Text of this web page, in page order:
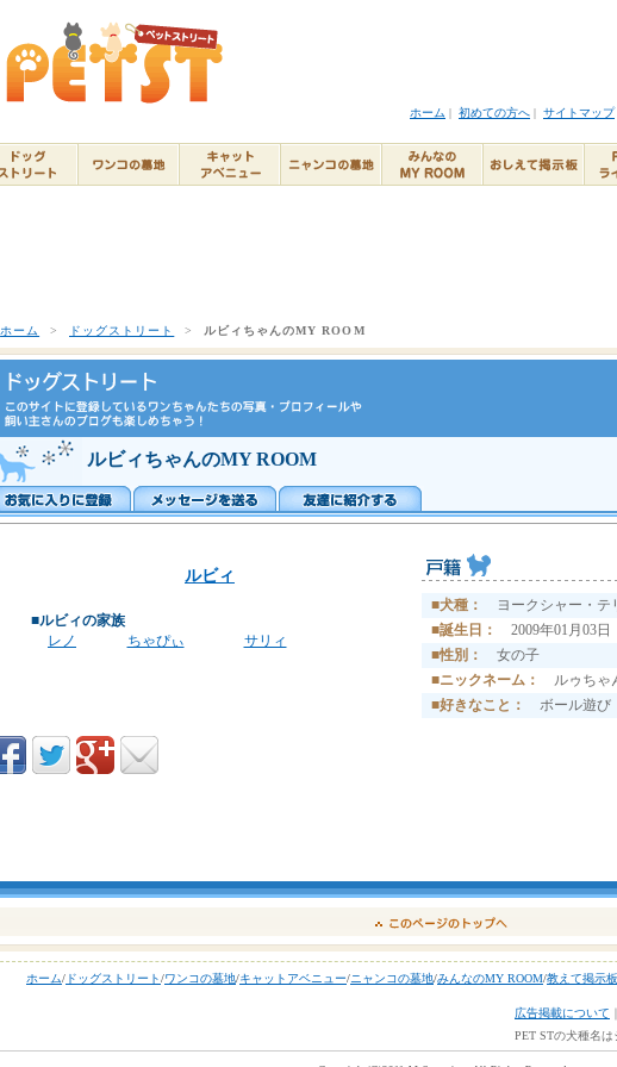
ホーム | 初めての方へ | サイトマップ
ホーム > ドッグストリート > ルビィちゃんのMY ROOM
ルビィちゃんのMY ROOM
ルビィ
■ルビィの家族
レノ
ちゃぴぃ サリィ
■犬種：
ヨークシャー・テ
■誕生日： 2009年01月03日
■性別： 女の子
■ニックネーム： ルゥちゃ
■好きなこと： ボール遊び
ホーム/ ドッグストリート/ワンコの墓地/キャットアベニュー/ニャンコの墓地/みんなのMY ROOM/教えて掲示板
広告掲載について ｜
PET STの犬種名